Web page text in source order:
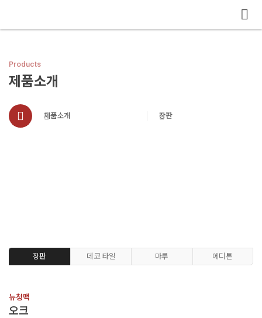
Products
제품소개
제품소개 장판
장판 데코 타일 마루 에디톤
뉴청맥
오크